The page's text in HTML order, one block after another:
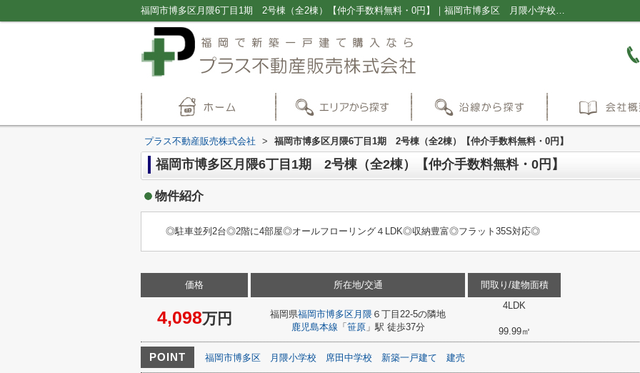
福岡市博多区月隈6丁目1期 2号棟（全2棟）【仲介手数料無料・0円】｜福岡市博多区 月隈小学校 席田中学校 新築一戸建て 建売 ｜福岡の新築一戸建て・仲介手数料無料の売買物件情報ならプラス不動産販売株式会社
プラス不動産販売株式会社 > 福岡市博多区月隈6丁目1期 2号棟（全2棟）【仲介手数料無料・0円】
福岡市博多区月隈6丁目1期 2号棟（全2棟）【仲介手数料無料・0円】
物件紹介
◎駐車並列2台◎2階に4部屋◎オールフローリング４LDK◎収納豊富◎フラット35S対応◎
価格
4,098万円
所在地/交通
福岡県福岡市博多区月隈 ６丁目22-5の隣地
鹿児島本線 「 笹原」駅 徒歩37分
間取り/建物面積
4LDK
99.99㎡
POINT 福岡市博多区 月隈小学校 席田中学校 新築一戸建て 建売